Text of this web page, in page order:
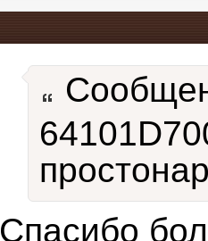
Спасибо